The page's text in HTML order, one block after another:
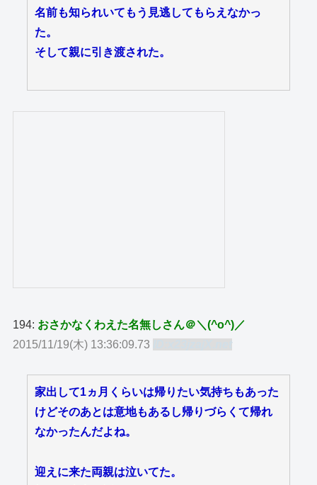
名前も知られいてもう見逃してもらえなかっ
た。
そして親に引き渡された。
194: おさかなくわえた名無しさん＠＼(^o^)／
2015/11/19(木) 13:36:09.73
ID:x23jzajX.net
家出して1ヵ月くらいは帰りたい気持ちもあった
けどそのあとは意地もあるし帰りづらくて帰れ
なかったんだよね。
迎えに来た両親は泣いてた。